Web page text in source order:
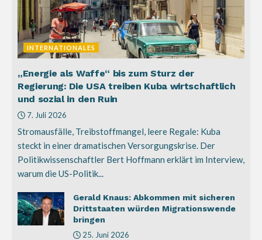
INTERNATIONALES
„Energie als Waffe“ bis zum Sturz der
Regierung: Die USA treiben Kuba wirtschaftlich
und sozial in den Ruin
7. Juli 2026
Stromausfälle, Treibstoffmangel, leere Regale: Kuba
steckt in einer dramatischen Versorgungskrise. Der
Politikwissenschaftler Bert Hoffmann erklärt im Interview,
warum die US-Politik...
Gerald Knaus: Abkommen mit sicheren
Drittstaaten würden Migrationswende
bringen
25. Juni 2026